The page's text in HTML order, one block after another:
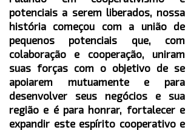
potenciais a serem liberados, nossa
história começou com a união de
pequenos potenciais que, com
colaboração e cooperação, uniram
suas forças com o objetivo de se
apoiarem mutuamente e para
desenvolver seus negócios e sua
região e é para honrar, fortalecer e
expandir este espírito cooperativo e